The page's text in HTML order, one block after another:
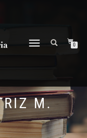
NAVEGACIÓN
0
M.